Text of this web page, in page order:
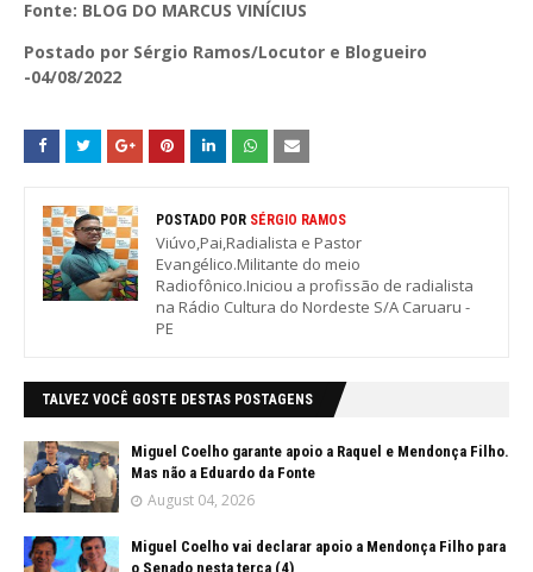
Fonte: BLOG DO MARCUS VINÍCIUS
Postado por Sérgio Ramos/Locutor e Blogueiro
-04/08/2022
POSTADO POR SÉRGIO RAMOS
Viúvo,Pai,Radialista e Pastor
Evangélico.Militante do meio
Radiofônico.Iniciou a profissão de radialista
na Rádio Cultura do Nordeste S/A Caruaru -
PE
TALVEZ VOCÊ GOSTE DESTAS POSTAGENS
Miguel Coelho garante apoio a Raquel e Mendonça Filho.
Mas não a Eduardo da Fonte
August 04, 2026
Miguel Coelho vai declarar apoio a Mendonça Filho para
o Senado nesta terça (4)